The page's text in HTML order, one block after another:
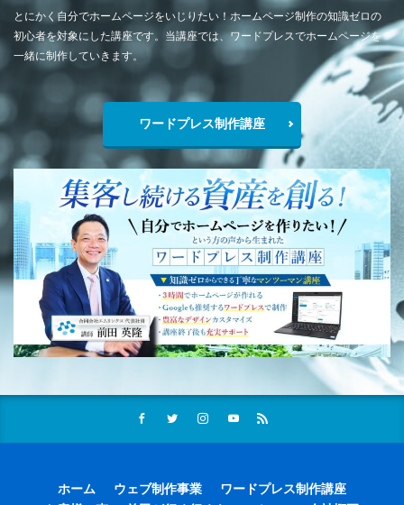
とにかく自分でホームページをいじりたい！ホームページ制作の知識ゼロの
初心者を対象にした講座です。当講座では、ワードプレスでホームページを
一緒に制作していきます。
ワードプレス制作講座
ホーム ウェブ制作事業
ワードプレス制作講座